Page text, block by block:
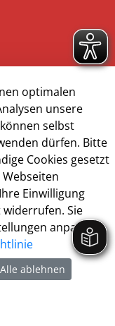
optimalen
unsere
selbst
dürfen. Bitte
Cookies gesetzt
Einwilligung
Sie
anpassen
Alle ablehnen